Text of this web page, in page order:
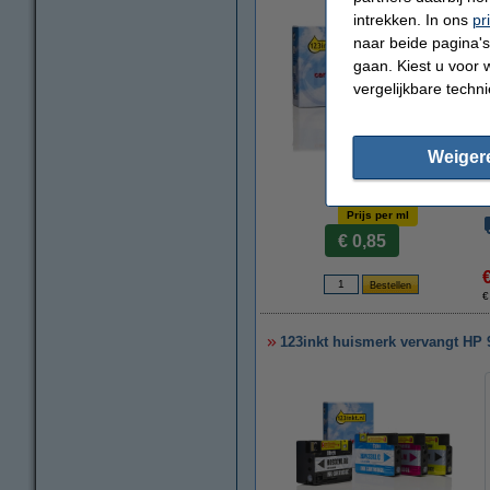
Prijs per ml
€ 0,85
123inkt huismerk vervangt HP
intrekken. In ons
naar beide
gaan. Kiest u voor
vergelijkbare